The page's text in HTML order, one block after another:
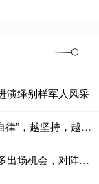
演绎别样军人风采
股票配资学习网 三伏天普通人跑步的9个“伪自律”，越坚持，越伤身！
正规的股票配资公司 萨卡：我本希望能有更多出场机会，对阵阿根廷那场比赛我完全能踢